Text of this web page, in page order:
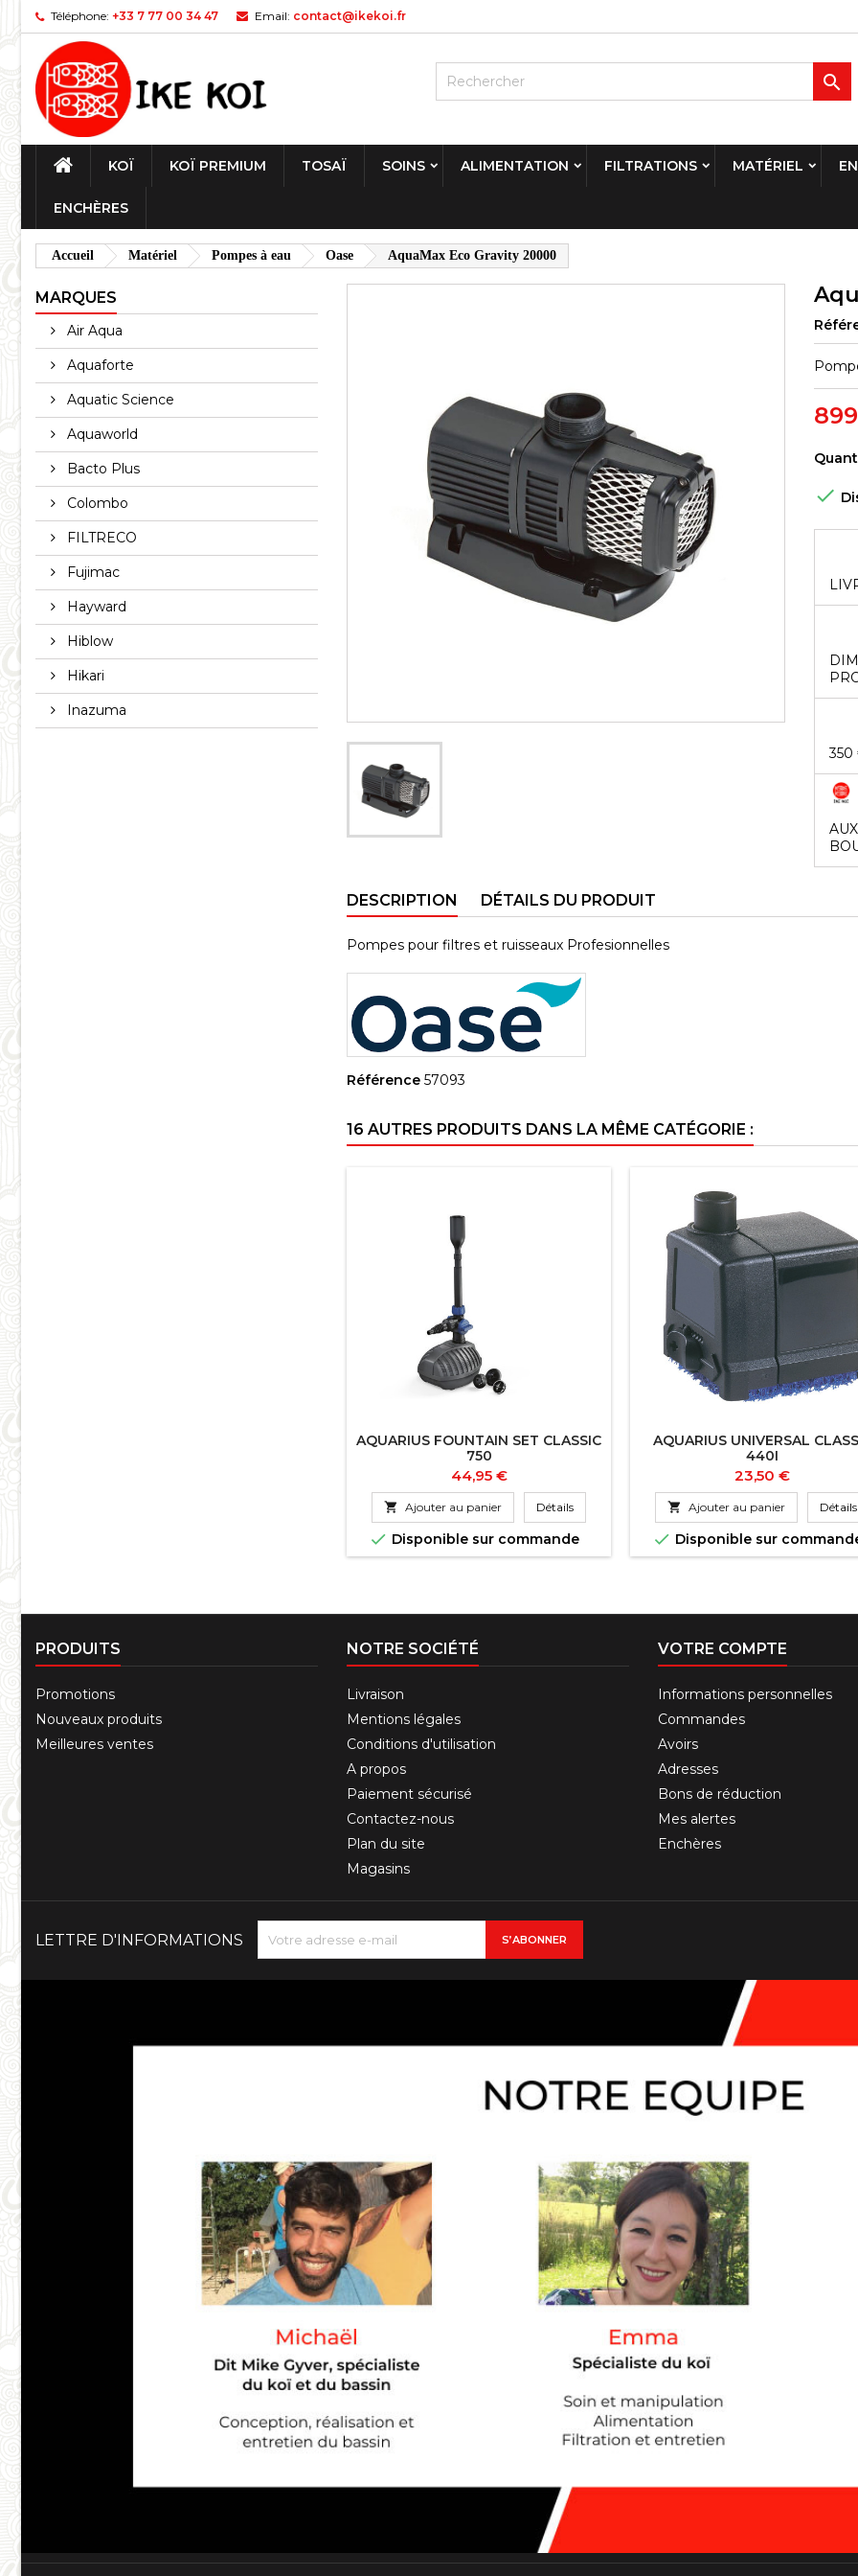
Téléphone: +33 7 77 00 34 47 Email: contact@ikekoi.fr

KOÏ KOÏ PREMIUM TOSAÏ SOINS ALIMENTATION FILTRATIONS MATÉRIEL
ENCHÈRES
Accueil Matériel Pompes à eau Oase AquaMax Eco Gravity 20000
MARQUES
Air Aqua
Aquaforte
Aquatic Science
Aquaworld
Bacto Plus
Colombo
FILTRECO
Fujimac
Hayward
Hiblow
Hikari
Inazuma

350
DESCRIPTION DÉTAILS DU PRODUIT
Pompes pour filtres et ruisseaux Profesionnelles
Référence 57093
16 AUTRES PRODUITS DANS LA MÊME CATÉGORIE :
AQUARIUS FOUNTAIN SET CLASSIC
750
Prix
44,95 €
 Ajouter au panier Détails
 Disponible sur commande
AQUARIUS UNIVERSAL
440I
Prix
23,50 €
 Ajouter au panier Détails
 Disponible sur
PRODUITS
Promotions
Nouveaux produits
Meilleures ventes
NOTRE SOCIÉTÉ
Livraison
Mentions légales
Conditions d'utilisation
A propos
Paiement sécurisé
Contactez-nous
Plan du site
Magasins
VOTRE COMPTE
Informations personnelles
Commandes
Avoirs
Adresses
Bons de réduction
Mes alertes
Enchères
LETTRE D'INFORMATIONS